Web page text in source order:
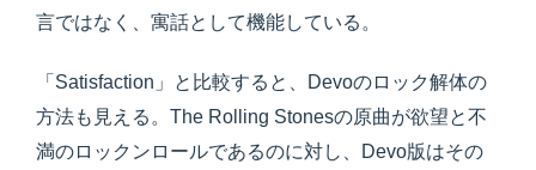
言ではなく、寓話として機能している。
「Satisfaction」と比較すると、Devoのロック解体の
方法も見える。The Rolling Stonesの原曲が欲望と不
満のロックンロールであるのに対し、Devo版はその